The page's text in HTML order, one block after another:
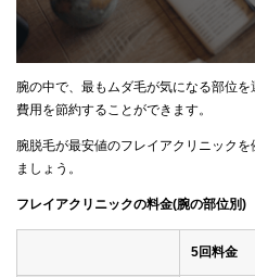
腕の中で、最もムダ毛が気になる部位
費用を節約することができます。
腕脱毛が最安値のフレイアクリニック
ましょう。
フレイアクリニックの料金(腕の部位別)
5回料金